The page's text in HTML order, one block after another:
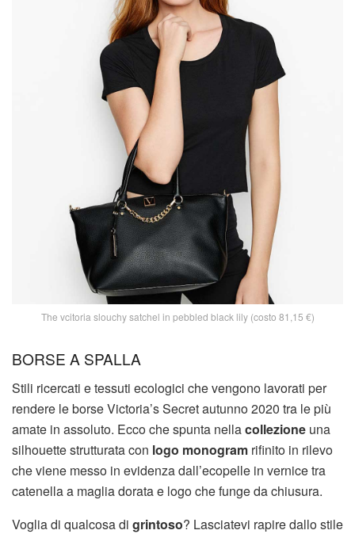
The vcitoria slouchy satchel in pebbled black lily (costo 81,15 €)
BORSE A SPALLA
Stili ricercati e tessuti ecologici che vengono lavorati per
rendere le borse Victoria’s Secret autunno 2020 tra le più
amate in assoluto. Ecco che spunta nellacollezione una
silhouette strutturata con logo monogram rifinito in rilevo
che viene messo in evidenza dall’ecopelle in vernice tra
catenella a maglia dorata e logo che funge da chiusura.
Voglia di qualcosa di grintoso? Lasciatevi rapire dallo stile